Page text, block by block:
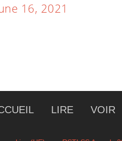
16, 2021
LIRE VOIR